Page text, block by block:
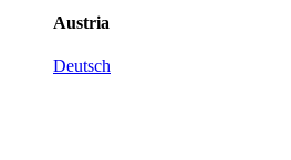
Austria
Deutsch